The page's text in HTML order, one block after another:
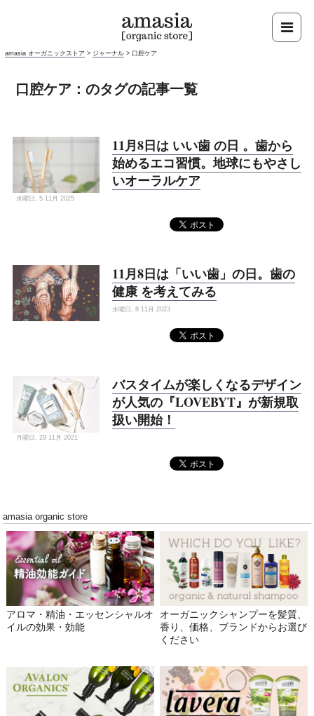
amasia オーガニックストア > ジャーナル > 口腔ケア
口腔ケア：のタグの記事一覧
11月8日は いい歯 の日 。歯から
始めるエコ習慣。地球にもやさし
いオーラルケア
水曜日, 5 11月 2025
11月8日は「いい歯」の日。歯の
健康 を考えてみる
水曜日, 8 11月 2023
バスタイムが楽しくなるデザイン
が人気の『LOVEBYT』が新規取
扱い開始！
月曜日, 29 11月 2021
amasia organic store
アロマ・精油・エッセンシャルオ
イルの効果・効能
オーガニックシャンプーを髪質、
香り、価格、ブランドからお選び
ください